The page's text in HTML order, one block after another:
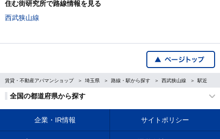
住む街研究所で路線情報を見る
西武狭山線
賃貸・不動産アパマンショップ 埼玉県 路線・駅から探す 西武狭山線 駅近
全国の都道府県から探す
企業・IR情報 サイトポリシー